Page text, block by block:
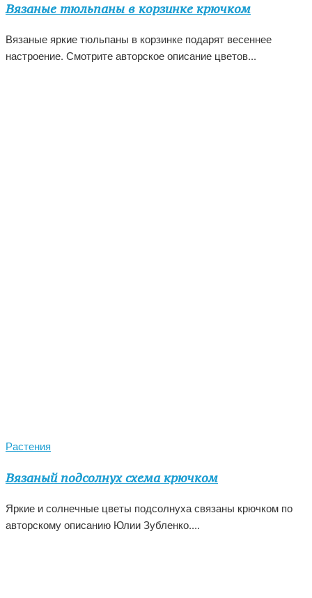
Вязаные тюльпаны в корзинке крючком
Вязаные яркие тюльпаны в корзинке подарят весеннее
настроение. Смотрите авторское описание цветов...
Растения
Вязаный подсолнух схема крючком
Яркие и солнечные цветы подсолнуха связаны крючком по
авторскому описанию Юлии Зубленко....